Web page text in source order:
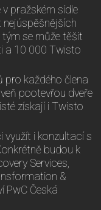
pražském sídle
nejúspěšnějších
se může těšit
a 10 000 Twisto
pro každého člena
pootevřou dveře
získají i Twisto
využít i konzultací s
budou k
Services,
&
PwC Česká